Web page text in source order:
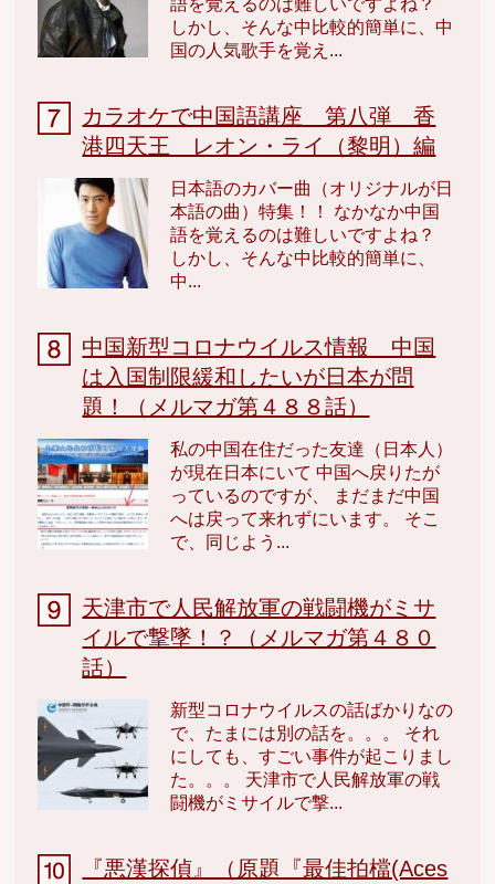
しかし、そんな中比較的簡単に、中
国の人気歌手を覚え...
カラオケで中国語講座 第八弾 香
港四天王 レオン・ライ（黎明）編
日本語のカバー曲（オリジナルが日
本語の曲）特集！！ なかなか中国
語を覚えるのは難しいですよね？
しかし、そんな中比較的簡単に、
中...
中国新型コロナウイルス情報 中国
は入国制限緩和したいが日本が問
題！（メルマガ第４８８話）
私の中国在住だった友達（日本人）
が現在日本にいて 中国へ戻りたが
っているのですが、 まだまだ中国
へは戻って来れずにいます。 そこ
で、同じよう...
天津市で人民解放軍の戦闘機がミサ
イルで撃墜！？（メルマガ第４８０
話）
新型コロナウイルスの話ばかりなの
で、たまには別の話を。。。 それ
にしても、すごい事件が起こりまし
た。。。 天津市で人民解放軍の戦
闘機がミサイルで撃...
『悪漢探偵』（原題『最佳拍檔(Aces